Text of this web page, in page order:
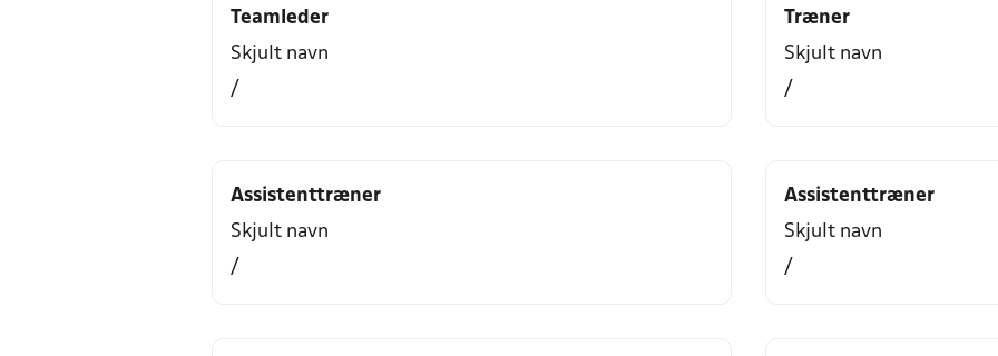
Teamleder
Skjult navn
/
Træner
Skjult navn
/
Assistenttræner
Skjult navn
/
Assistenttræner
Skjult navn
/